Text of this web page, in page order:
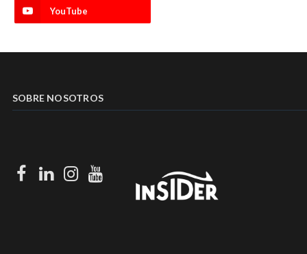
YouTube
SOBRE NOSOTROS
Facebook
LinkedInInstagram
Youtube